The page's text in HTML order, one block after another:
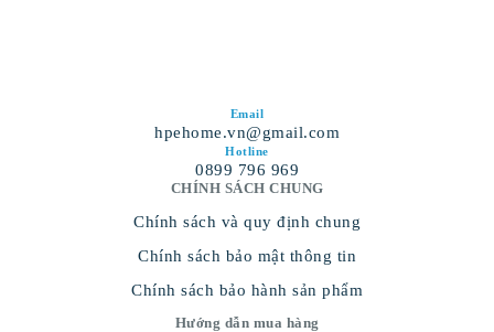
Email
hpehome.vn@gmail.com
Hotline
0899 796 969
CHÍNH SÁCH CHUNG
Chính sách và quy định chung
Chính sách bảo mật thông tin
Chính sách bảo hành sản phẩm
Hướng dẫn mua hàng